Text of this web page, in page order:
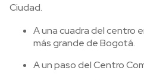
Ciudad.
A una cuadra del centro
más grande de Bogotá.
A un paso del Centro